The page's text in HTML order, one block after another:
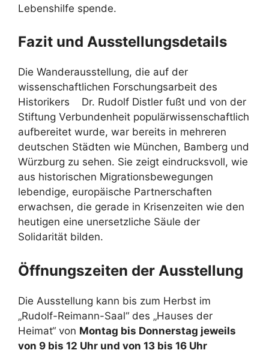
Lebenshilfe spende.
Fazit und Ausstellungsdetails
Die Wanderausstellung, die auf der
wissenschaftlichen Forschungsarbeit des
Historikers Dr. Rudolf Distler fußt und von der
Stiftung Verbundenheit populärwissenschaftlich
aufbereitet wurde, war bereits in mehreren
deutschen Städten wie München, Bamberg und
Würzburg zu sehen. Sie zeigt eindrucksvoll, wie
aus historischen Migrationsbewegungen
lebendige, europäische Partnerschaften
erwachsen, die gerade in Krisenzeiten wie den
heutigen eine unersetzliche Säule der
Solidarität bilden.
Öffnungszeiten der Ausstellung
Die Ausstellung kann bis zum Herbst im
„Rudolf-Reimann-Saal“ des „Hauses der
Heimat“ von Montag bis Donnerstag jeweils
von 9 bis 12 Uhr und von 13 bis 16 Uhr